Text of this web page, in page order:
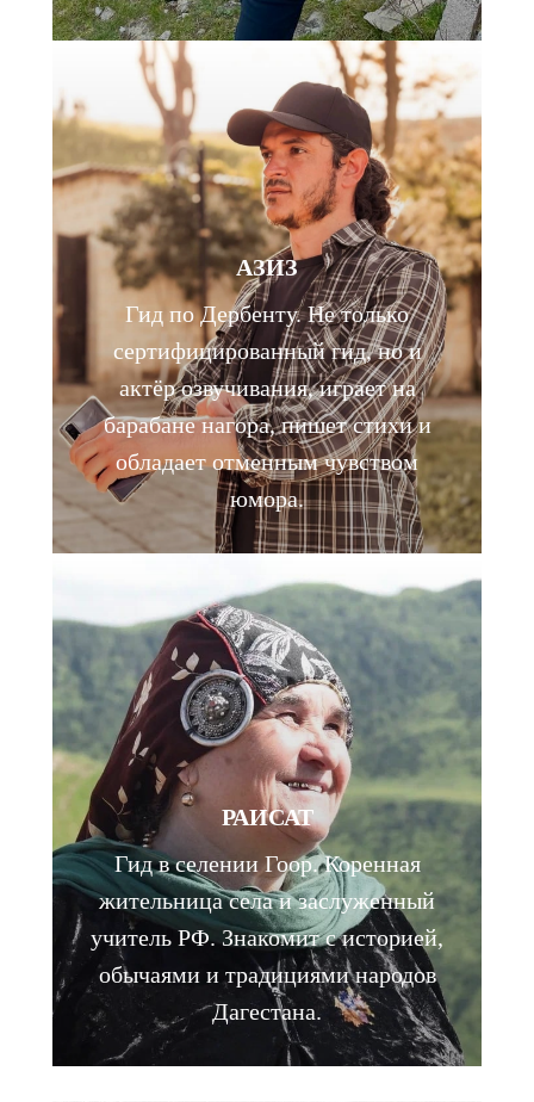
АЗИЗ
Гид по Дербенту. Не только
сертифицированный гид, но и
актёр озвучивания, играет на
барабане нагора, пишет стихи и
обладает отменным чувством
юмора.
РАИСАТ
Гид в селении Гоор. Коренная
жительница села и заслуженный
учитель РФ. Знакомит с историей,
обычаями и традициями народов
Дагестана.